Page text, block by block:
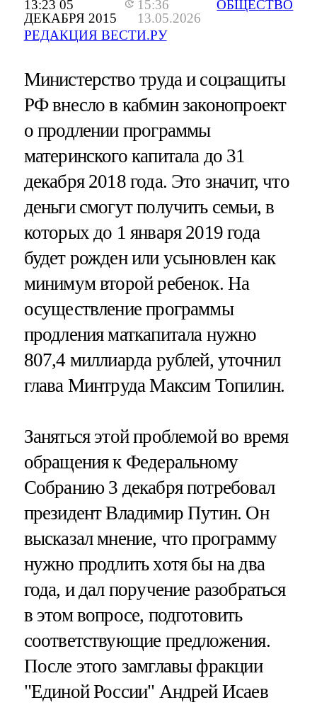
13:23 05
ДЕКАБРЯ 2015
15:36
13.05.2026
РЕДАКЦИЯ ВЕСТИ.РУ
ОБЩЕСТВО
Министерство труда и соцзащиты
РФ внесло в кабмин законопроект
о продлении программы
материнского капитала до 31
декабря 2018 года. Это значит, что
деньги смогут получить семьи, в
которых до 1 января 2019 года
будет рожден или усыновлен как
минимум второй ребенок. На
осуществление программы
продления маткапитала нужно
807,4 миллиарда рублей, уточнил
глава Минтруда Максим Топилин.
Заняться этой проблемой во время
обращения к Федеральному
Собранию 3 декабря потребовал
президент Владимир Путин. Он
высказал мнение, что программу
нужно продлить хотя бы на два
года, и дал поручение разобраться
в этом вопросе, подготовить
соответствующие предложения.
После этого замглавы фракции
"Единой России" Андрей Исаев